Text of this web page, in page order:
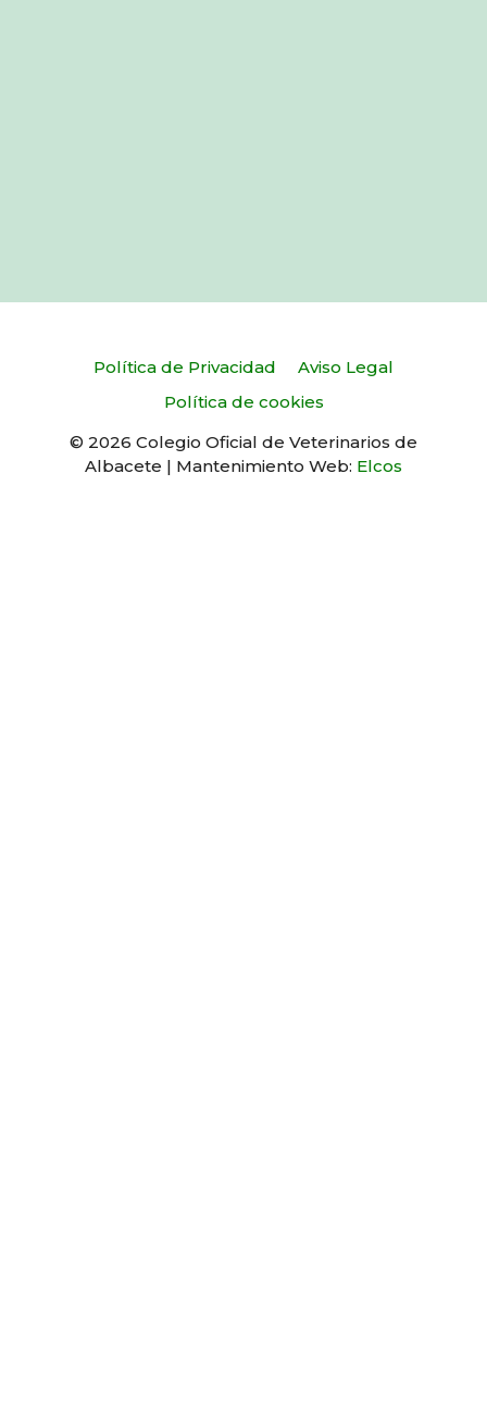
Política de Privacidad
Aviso Legal
Política de cookies
© 2026 Colegio Oficial de Veterinarios de
Albacete | Mantenimiento Web: Elcos